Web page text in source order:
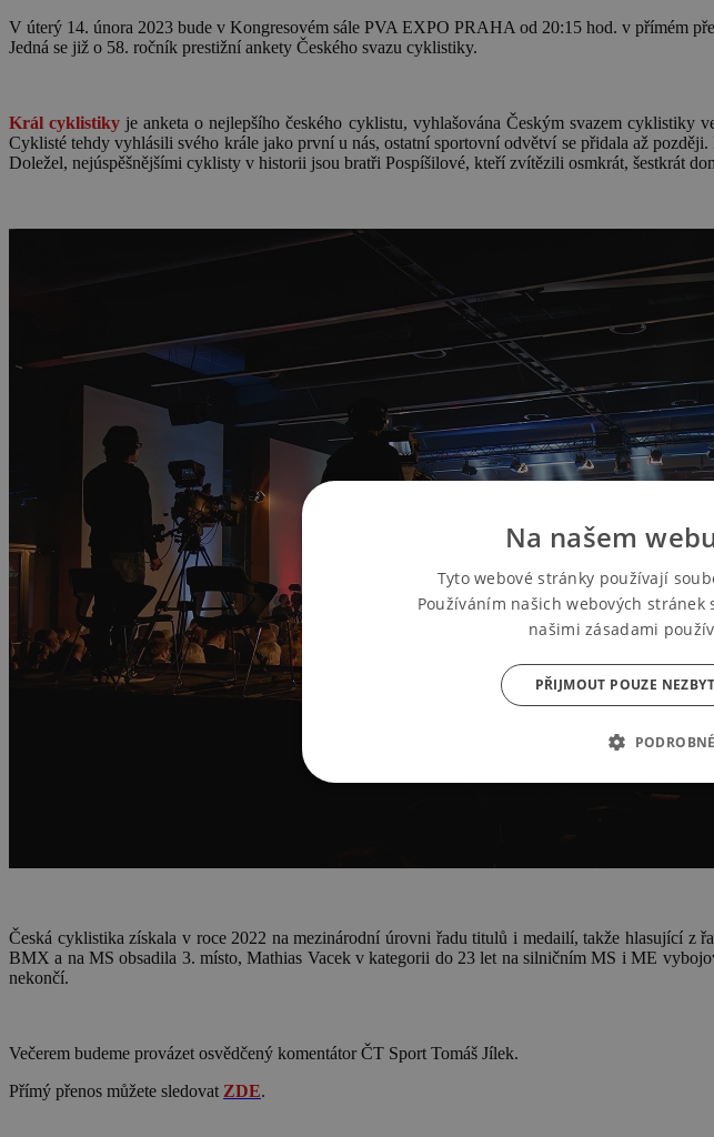
V úterý 14. února 2023 bude v Kongresovém sále PVA EXPO PRAHA od 20:15 hod. v přímém
Jedná se již o 58. ročník prestižní ankety Českého svazu cyklistiky.
Král cyklistiky je anketa o nejlepšího českého cyklistu, vyhlašována Českým svazem cyklistiky
Cyklisté tehdy vyhlásili svého krále jako první u nás, ostatní sportovní odvětví se přidala až
Doležel, nejúspěšnějšími cyklisty v historii jsou bratři Pospíšilové, kteří zvítězili osmkrát, šestkrát
Česká cyklistika získala v roce 2022 na mezinárodní úrovni řadu titulů i medailí, takže hlasující
BMX a na MS obsadila 3. místo, Mathias Vacek v kategorii do 23 let na silničním MS i ME
nekončí.
Večerem budeme provázet osvědčený komentátor ČT Sport Tomáš Jílek.
Přímý přenos můžete sledovat ZDE.
Na našem
Tyto webové stránky používají
Používáním našich webových
našimi zásadami
PŘIJMOUT POUZE